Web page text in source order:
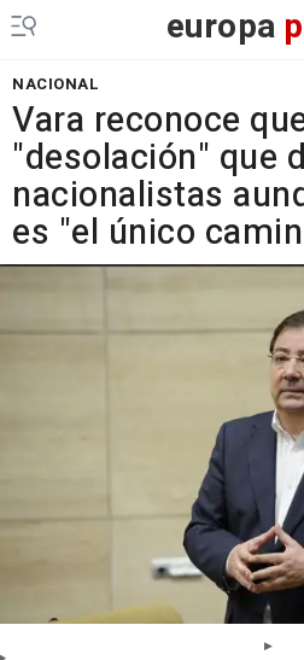
europa
NACIONAL
Vara reconoce
"desolación" que
nacionalistas
es "el único